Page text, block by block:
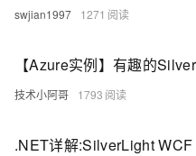
swjian1997 1271
【Azure实例】有趣的
技术小阿哥 1793
.NET详解:SilverLight